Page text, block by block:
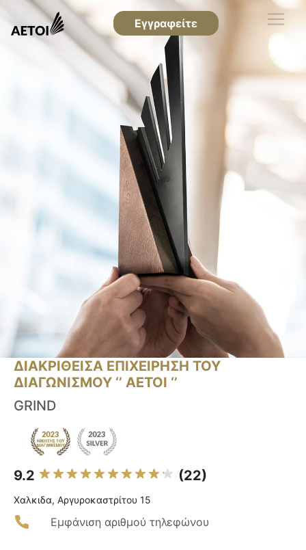
Εγγραφείτε
ΔΙΑΚΡΙΘΕΙΣΑ ΕΠΙΧΕΙΡΗΣΗ ΤΟΥ
ΔΙΑΓΩΝΙΣΜΟΥ ‘’ ΑΕΤΟΙ ‘’
GRIND
9.2 (22)
Χαλκιδα, Αργυροκαστρίτου 15
Εμφάνιση αριθμού τηλεφώνου